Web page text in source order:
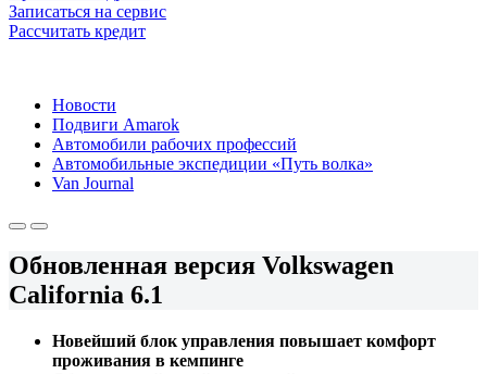
Записаться на сервис
Рассчитать кредит
Новости
Подвиги Amarok
Автомобили рабочих профессий
Автомобильные экспедиции «Путь волка»
Van Journal
Обновленная версия Volkswagen
California 6.1
Новейший блок управления повышает комфорт
проживания в кемпинге